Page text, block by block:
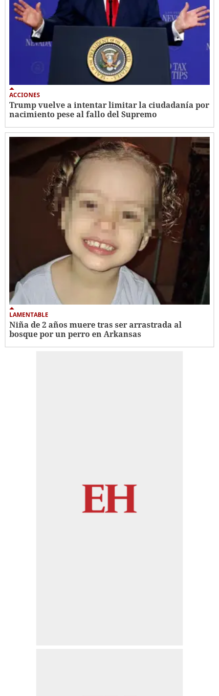
ACCIONES
Trump vuelve a intentar limitar la ciudadanía por
nacimiento pese al fallo del Supremo
LAMENTABLE
Niña de 2 años muere tras ser arrastrada al
bosque por un perro en Arkansas